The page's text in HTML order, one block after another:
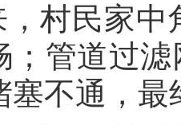
，村民家
；管道过
塞不通，